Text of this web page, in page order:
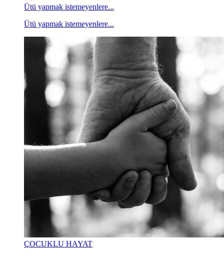
Ütü yapmak istemeyenlere...
Ütü yapmak istemeyenlere...
ÇOCUKLU HAYAT